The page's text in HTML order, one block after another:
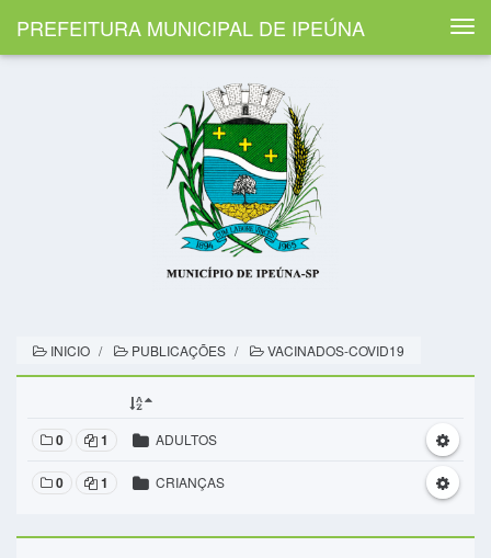
PREFEITURA MUNICIPAL DE IPEÚNA
INICIO PUBLICAÇÕES VACINADOS-COVID19
0 1 ADULTOS
0 1 CRIANÇAS